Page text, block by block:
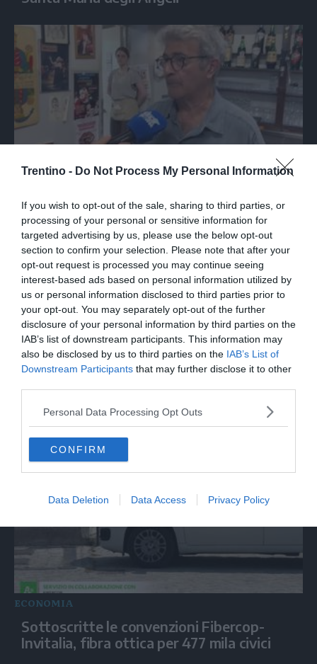
Trentino - Do Not Process My Personal Information
If you wish to opt-out of the sale, sharing to third parties, or
processing of your personal or sensitive information for
targeted advertising by us, please use the below opt-out
section to confirm your selection. Please note that after your
opt-out request is processed you may continue seeing
interest-based ads based on personal information utilized by
us or personal information disclosed to third parties prior to
your opt-out. You may separately opt-out of the further
disclosure of your personal information by third parties on the
IAB’s list of downstream participants. This information may
also be disclosed by us to third parties on the IAB’s List of
Downstream Participants that may further disclose it to other
Personal Data Processing Opt Outs
CONFIRM
Data Deletion Data Access Privacy Policy
Nella trattoria bolognese dove Guccini
tirava tardi: «Qua viveva di notte»
Beppe Carletti: «Guccini è stato un
Nomade»
ECONOMIA
Sottoscritte le convenzioni Fibercop-
Invitalia, fibra ottica per 477 mila civici